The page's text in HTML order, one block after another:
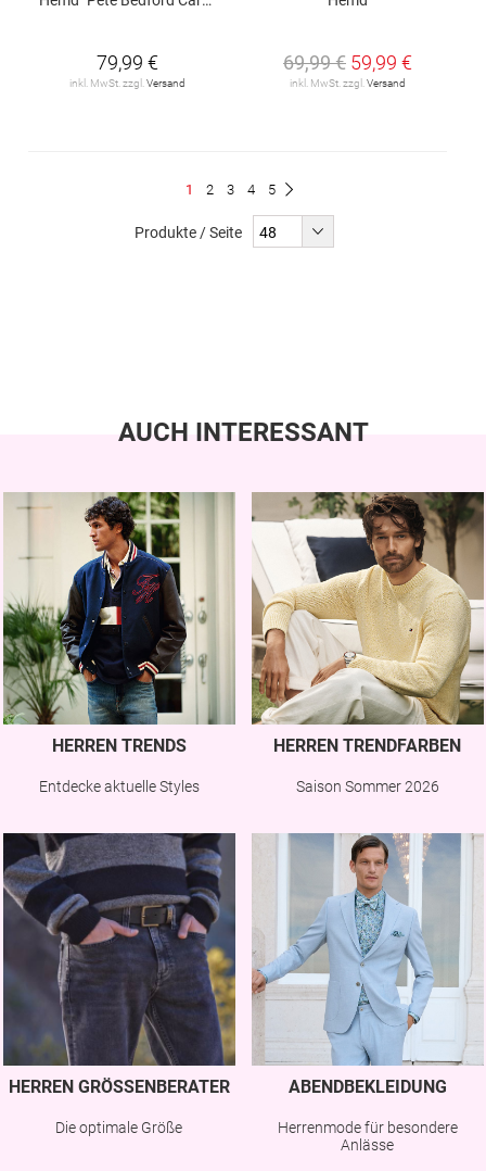
79,99 €
inkl. MwSt. zzgl. Versand
69,99 € 59,99 €
inkl. MwSt. zzgl. Versand
Du
1 Seite
2 Seite
3 Seite
4 Seite
5
Produkte / Seite
AUCH INTERESSANT
HERREN TRENDS
Entdecke aktuelle Styles
HERREN TRENDFARBEN
Saison Sommer 2026
HERREN GRÖSSENBERATER
Die optimale Größe
ABENDBEKLEIDUNG
Herrenmode für besondere
Anlässe